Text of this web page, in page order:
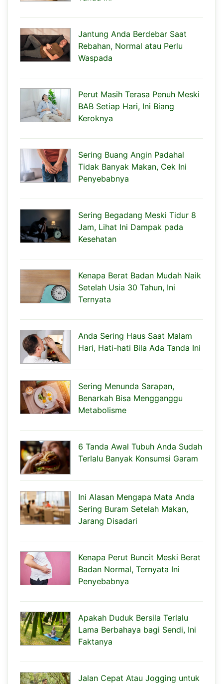
Jantung Anda Berdebar Saat
Rebahan, Normal atau Perlu
Waspada
Perut Masih Terasa Penuh Meski
BAB Setiap Hari, Ini Biang
Keroknya
Sering Buang Angin Padahal
Tidak Banyak Makan, Cek Ini
Penyebabnya
Sering Begadang Meski Tidur 8
Jam, Lihat Ini Dampak pada
Kesehatan
Kenapa Berat Badan Mudah Naik
Setelah Usia 30 Tahun, Ini
Ternyata
Anda Sering Haus Saat Malam
Hari, Hati-hati Bila Ada Tanda Ini
Sering Menunda Sarapan,
Benarkah Bisa Mengganggu
Metabolisme
6 Tanda Awal Tubuh Anda Sudah
Terlalu Banyak Konsumsi Garam
Ini Alasan Mengapa Mata Anda
Sering Buram Setelah Makan,
Jarang Disadari
Kenapa Perut Buncit Meski Berat
Badan Normal, Ternyata Ini
Penyebabnya
Apakah Duduk Bersila Terlalu
Lama Berbahaya bagi Sendi, Ini
Faktanya
Jalan Cepat Atau Jogging untuk